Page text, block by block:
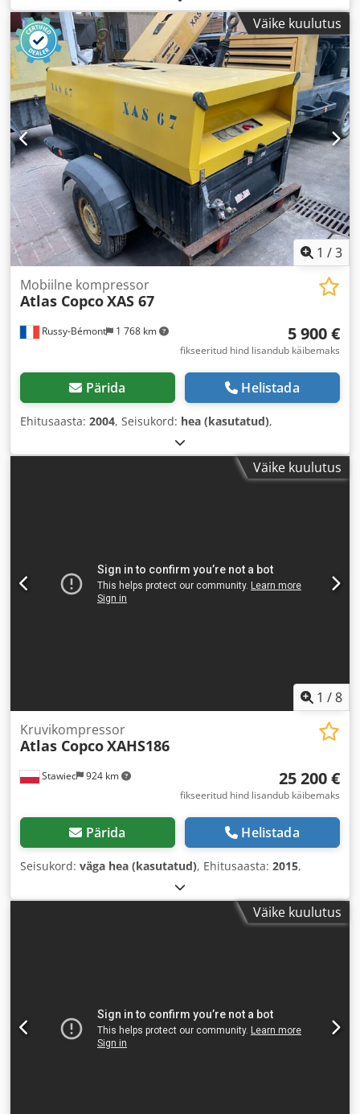
Väike kuulutus
1 /3
Russy-Bémont 1 768 km
Mobiilne kompressor
Atlas CopcoXAS 67
5 900 €
fikseeritud hind lisandub käibemaks
Pärida Helistada
Ehitusaasta: 2004, Seisukord: hea (kasutatud),
Väike kuulutus
1 /8
Stawiec 924 km
Kruvikompressor
Atlas CopcoXAHS186
25 200 €
fikseeritud hind lisandub käibemaks
Pärida Helistada
Seisukord: väga hea (kasutatud), Ehitusaasta: 2015,
Väike kuulutus